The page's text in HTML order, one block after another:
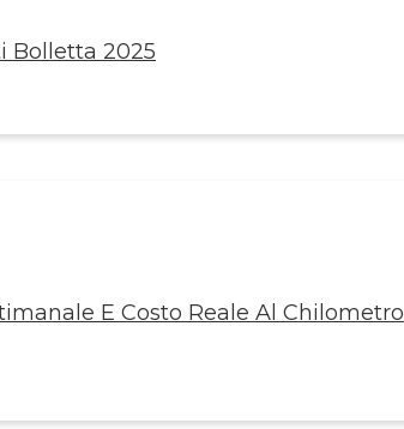
Bolletta 2025
E Costo Reale Al Chilometro